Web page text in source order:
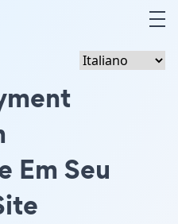
Em Seu